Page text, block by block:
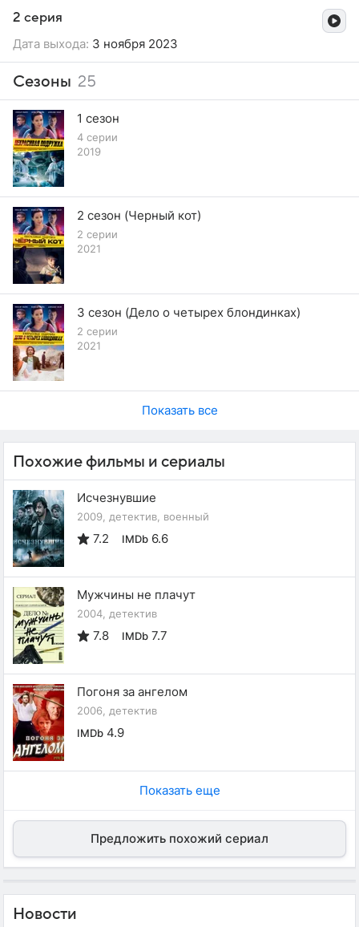
2 серия
Дата выхода: 3 ноября 2023
Сезоны 25
1 сезон
4 серии
2019
2 сезон (Черный кот)
2 серии
2021
3 сезон (Дело о четырех блондинках)
2 серии
2021
Показать все
Похожие фильмы и сериалы
Исчезнувшие
2009, детектив, военный
7.2 IMDb 6.6
Мужчины не плачут
2004, детектив
7.8 IMDb 7.7
Погоня за ангелом
2006, детектив
IMDb 4.9
Показать еще
Предложить похожий сериал
Новости